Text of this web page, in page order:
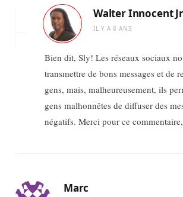
Walter Innocent Jr
IL Y A 8 ANS
Bien dit, Sly! Les réseaux sociaux
transmettre de bons messages et de
gens, mais, malheureusement, ils
gens malhonnêtes de diffuser des
négatifs. Merci pour ce
Marc